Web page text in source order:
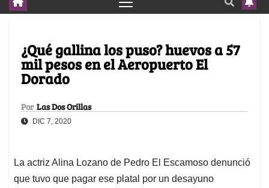
¿Qué gallina los puso? huevos a 57
mil pesos en el Aeropuerto El
Dorado
Por Las Dos Orillas
DIC 7, 2020
La actriz Alina Lozano de Pedro El Escamoso denunció
que tuvo que pagar ese platal por un desayuno